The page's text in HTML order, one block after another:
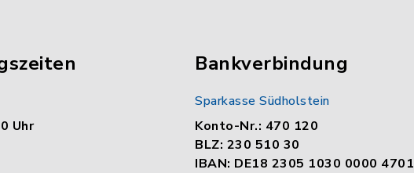
Uhr
Bankverbindung
Sparkasse Südholstein
Konto-Nr.: 470 120
BLZ: 230 510 30
IBAN: DE18 2305 1030 0000 4701